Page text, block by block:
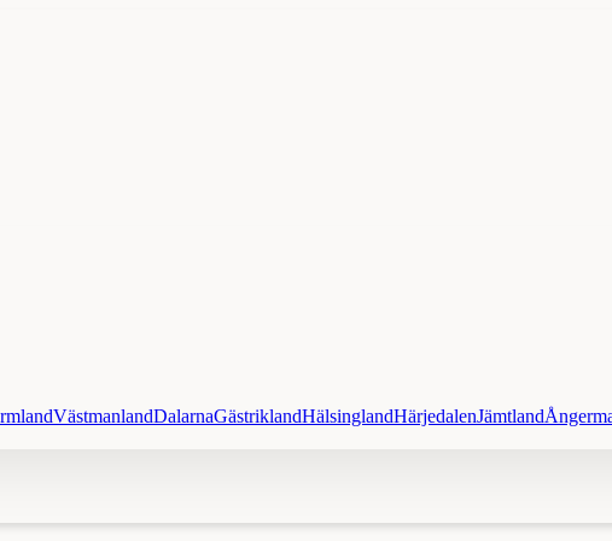
VästmanlandDalarnaGästriklandHälsinglandHärjedalenJämtland